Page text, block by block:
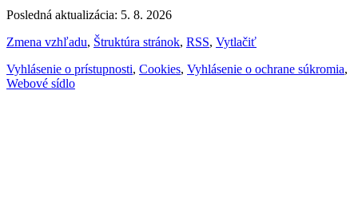
Posledná aktualizácia: 5. 8. 2026
Zmena vzhľadu, Štruktúra stránok, RSS, Vytlačiť
Vyhlásenie o prístupnosti, Cookies, Vyhlásenie o ochrane súkromia,
Webové sídlo